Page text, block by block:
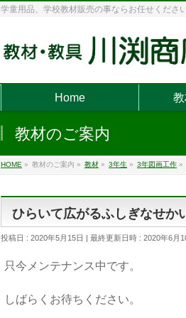
学童用品、学校教材販売の事ならお任せくださ
Home
教材のご案内
HOME » 教材のご案内 » 教材 » 3年生 » 3年図画工作 »
ひらいて広がるふしぎなせか
投稿日 : 2020年5月15日 最終更新日時 : 2020年6月
只今メンテナンス中です。
しばらくお待ちください。